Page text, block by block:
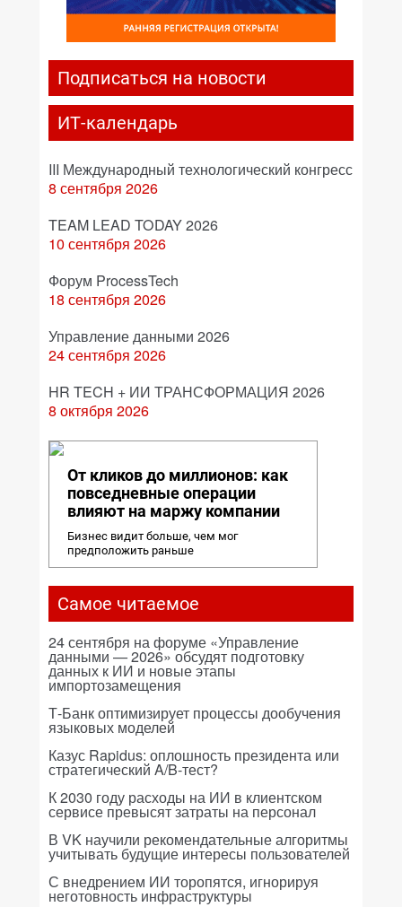
Подписаться на новости
ИТ-календарь
III Международный технологический конгресс
8 сентября 2026
TEAM LEAD TODAY 2026
10 сентября 2026
Форум ProcessTech
18 сентября 2026
Управление данными 2026
24 сентября 2026
HR TECH + ИИ ТРАНСФОРМАЦИЯ 2026
8 октября 2026
От кликов до миллионов: как
повседневные операции
влияют на маржу компании
Бизнес видит больше, чем мог
предположить раньше
Самое читаемое
24 сентября на форуме «Управление
данными — 2026» обсудят подготовку
данных к ИИ и новые этапы
импортозамещения
Т-Банк оптимизирует процессы дообучения
языковых моделей
Казус Rapidus: оплошность президента или
стратегический A/B-тест?
К 2030 году расходы на ИИ в клиентском
сервисе превысят затраты на персонал
В VK научили рекомендательные алгоритмы
учитывать будущие интересы пользователей
С внедрением ИИ торопятся, игнорируя
неготовность инфраструктуры